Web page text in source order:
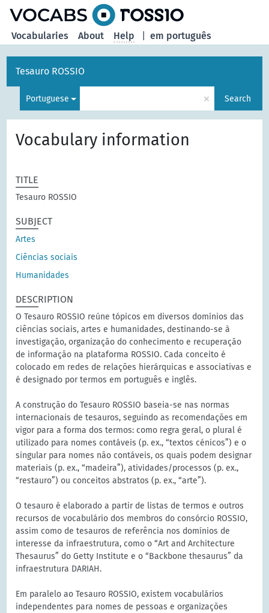
em português
Vocabularies About Help
Tesauro ROSSIO
Portuguese × Search
Vocabulary information
TITLE
Tesauro ROSSIO
SUBJECT
Artes
Ciências sociais
Humanidades
DESCRIPTION
O Tesauro ROSSIO reúne tópicos em diversos domínios das
ciências sociais, artes e humanidades, destinando-se à
investigação, organização do conhecimento e recuperação
de informação na plataforma ROSSIO. Cada conceito é
colocado em redes de relações hierárquicas e associativas e
é designado por termos em português e inglês.
A construção do Tesauro ROSSIO baseia-se nas normas
internacionais de tesauros, seguindo as recomendações em
vigor para a forma dos termos: como regra geral, o plural é
utilizado para nomes contáveis (p. ex., “textos cénicos”) e o
singular para nomes não contáveis, os quais podem designar
materiais (p. ex., “madeira”), atividades/processos (p. ex.,
“restauro”) ou conceitos abstratos (p. ex., “arte”).
O tesauro é elaborado a partir de listas de termos e outros
recursos de vocabulário dos membros do consórcio ROSSIO,
assim como de tesauros de referência nos domínios de
interesse da infraestrutura, como o “Art and Architecture
Thesaurus” do Getty Institute e o “Backbone thesaurus” da
infraestrutura DARIAH.
Em paralelo ao Tesauro ROSSIO, existem vocabulários
independentes para nomes de pessoas e organizações